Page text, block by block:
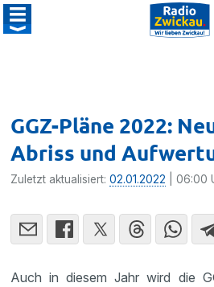
GGZ-Pläne 2022:
Abriss und
Zuletzt aktualisiert:02.01.2022 | 06:00
Auch in diesem Jahr wird die